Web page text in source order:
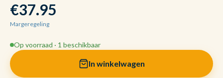
€37.95
Margeregeling
Op voorraad · 1 beschikbaar
In winkelwagen